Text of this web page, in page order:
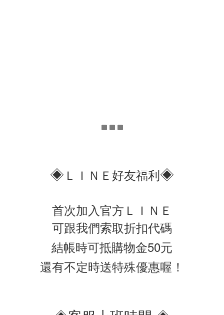
◈ ＬＩＮＥ好友福利◈
首次加入官方ＬＩＮＥ
可跟我們索取折扣代碼
結帳時可抵購物金50元
還有不定時送特殊優惠喔！